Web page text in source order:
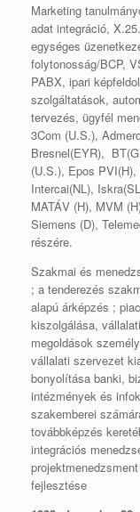
Marketing
adat integráció,
egységes
folytonosság/BCP,
PABX, ipari
szolgáltatások,
tervezés, ügyfél
3Com (U.S.),
Bresnel(EYR),
(U.S.), Epos
Intercai(NL),
MATÁV (H), MVM
Siemens (D),
részére.
Szakmai és
; a tenderezés
alapú árképzés ;
kiszolgálása,
megoldások
vállalati szervezet
bonyolítása banki,
intézmények és
szakemberei
továbbképzés
integrációs
fejlesztése